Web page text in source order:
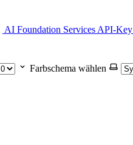
AI Foundation Services API-Key
Farbschema wählen